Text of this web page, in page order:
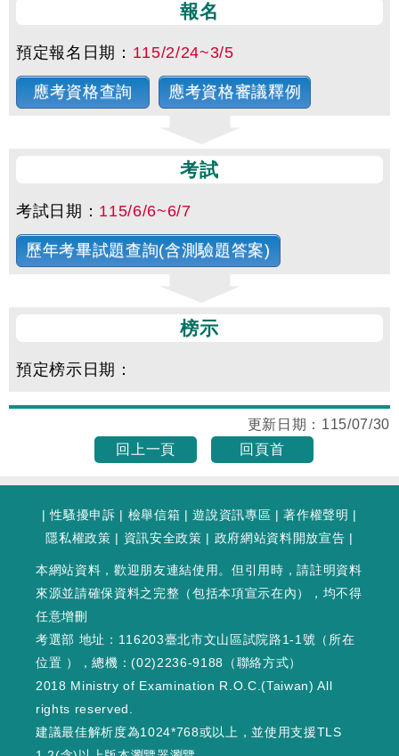
報名
預定報名日期： 115/2/24~3/5
應考資格查詢 應考資格審議釋例
考試
考試日期： 115/6/6~6/7
歷年考畢試題查詢(含測驗題答案)
榜示
預定榜示日期：
更新日期： 115/07/30
回上一頁
回頁首
|性騷擾申訴 | 檢舉信箱 |遊說資訊專區 |著作權聲明 |
隱私權政策 | 資訊安全政策 | 政府網站資料開放宣告 |
本網站資料，歡迎朋友連結使用。但引用時，請註明資料
來源並請確保資料之完整（包括本項宣示在內），均不得
任意增刪
考選部 地址：116203臺北市文山區試院路1-1號（ 所在
位置 ），總機：(02)2236-9188（聯絡方式）
2018 Ministry of Examination R.O.C.(Taiwan) All
rights reserved.
建議最佳解析度為1024*768或以上，並使用支援TLS